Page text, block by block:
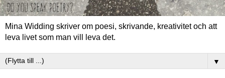
Mina Widding skriver om poesi, skrivande, kreativitet och att
leva livet som man vill leva det.
▼